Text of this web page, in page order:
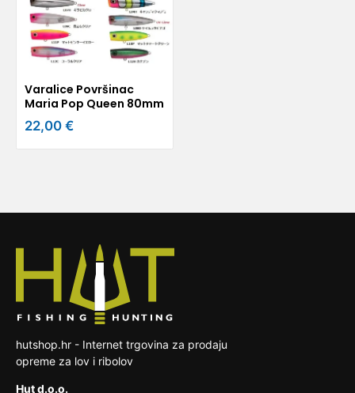
Varalice Površinac
Maria Pop Queen 80mm
22,00 €
hutshop.hr - Internet trgovina za prodaju
opreme za lov i ribolov
Hut d.o.o.